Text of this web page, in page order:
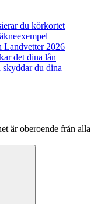
du körkortet
Landvetter 2026
det dina lån
skyddar du dina
är oberoende från alla